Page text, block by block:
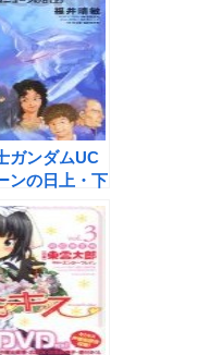
ガンダムUC
ンの日上・下